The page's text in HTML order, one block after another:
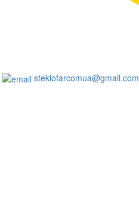
steklofarcomua@gmail.com